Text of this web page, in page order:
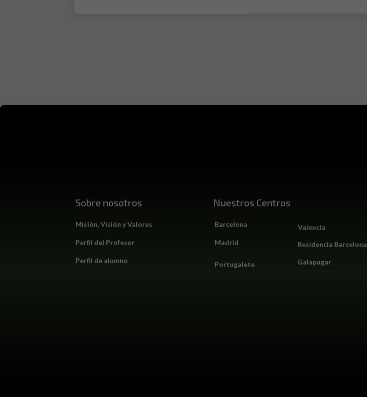
Sobre nosotros
Misión, Visión y Valores
Perfil del Profesor
Perfil de alumno
Nuestros Centros
Barcelona
Madrid
Portugalete
Valencia
Residencia Barcelona
Galapagar